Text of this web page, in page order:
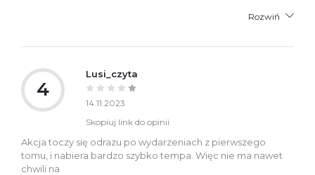
Rozwiń
4
Lusi_czyta
14.11.2023
Skopiuj link do opinii
Akcja toczy się odrazu po wydarzeniach z pierwszego
tomu, i nabiera bardzo szybko tempa. Więc nie ma nawet
chwili na